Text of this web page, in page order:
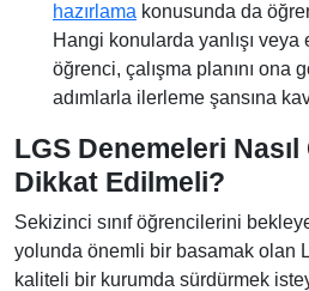
hazırlama konusunda da
Hangi konularda yanlışı
öğrenci, çalışma planını ona
adımlarla ilerleme şansına
LGS Denemeleri
Dikkat Edilmeli?
Sekizinci sınıf öğrencilerini
yolunda önemli bir basamak olan
kaliteli bir kurumda sürdürmek